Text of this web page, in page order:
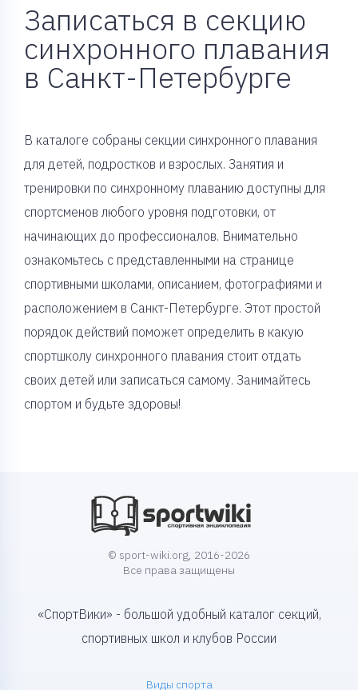
Записаться в секцию
синхронного плавания
в Санкт-Петербурге
В каталоге собраны секции синхронного плавания
для детей, подростков и взрослых. Занятия и
тренировки по синхронному плаванию доступны для
спортсменов любого уровня подготовки, от
начинающих до профессионалов. Внимательно
ознакомьтесь с представленными на странице
спортивными школами, описанием, фотографиями и
расположением в Санкт-Петербурге. Этот простой
порядок действий поможет определить в какую
спортшколу синхронного плавания стоит отдать
своих детей или записаться самому. Занимайтесь
спортом и будьте здоровы!
© sport-wiki.org, 2016-2026
Все права защищены
«СпортВики» - большой удобный каталог секций,
спортивных школ и клубов России
Виды спорта